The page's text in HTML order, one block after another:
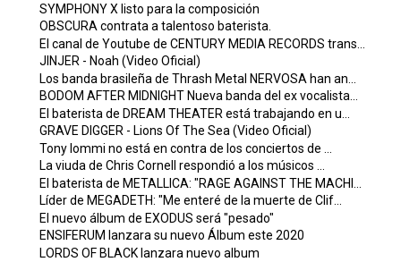
SYMPHONY X listo para la composición
OBSCURA contrata a talentoso baterista.
El canal de Youtube de CENTURY MEDIA RECORDS trans...
JINJER - Noah (Video Oficial)
Los banda brasileña de Thrash Metal NERVOSA han an...
BODOM AFTER MIDNIGHT Nueva banda del ex vocalista...
El baterista de DREAM THEATER está trabajando en u...
GRAVE DIGGER - Lions Of The Sea (Video Oficial)
Tony Iommi no está en contra de los conciertos de ...
La viuda de Chris Cornell respondió a los músicos ...
El baterista de METALLICA: "RAGE AGAINST THE MACHI...
Líder de MEGADETH: "Me enteré de la muerte de Clif...
El nuevo álbum de EXODUS será "pesado"
ENSIFERUM lanzara su nuevo Álbum este 2020
LORDS OF BLACK lanzara nuevo album